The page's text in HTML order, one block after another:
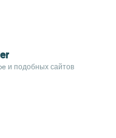
и подобных сайтов